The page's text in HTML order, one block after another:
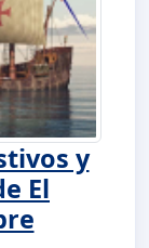
y
El